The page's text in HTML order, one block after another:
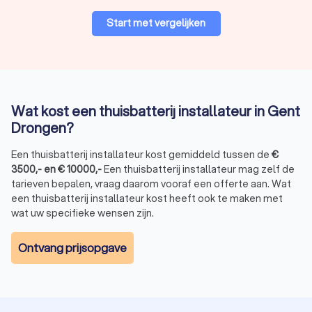
in aanschaf.
Loodzuur:
kortere levensduur.
Waarom uw thuisbatterij laten installeren
door een professionele installateur?
Een thuisbatterij installeren is geen eenvoudige klus. Het is
een technisch proces waarbij verschillende factoren een rol
spelen, zoals de capaciteit van de batterij, de aansluiting op
uw zonnepanelen en het elektrische netwerk van uw woning.
Start met vergelijken
Wat kost een thuisbatterij installateur in Gent
Drongen?
Een thuisbatterij installateur kost gemiddeld tussen de €
3500,- en€10000,-Een thuisbatterij installateur mag zelf de
tarieven bepalen, vraag daarom vooraf een offerte aan. Wat
een thuisbatterij installateur kost heeft ook te maken met
wat uw specifieke wensen zijn.
Ontvang prijsopgave